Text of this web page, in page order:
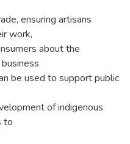
ensuring artisans
work,
about the
be used to support public
of indigenous
to